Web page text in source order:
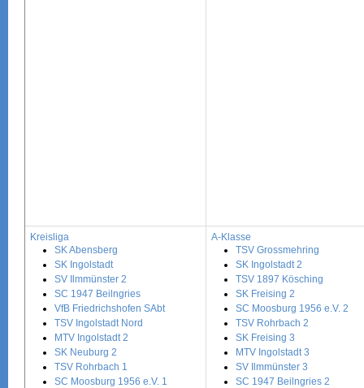
Kreisliga
SK Abensberg
SK Ingolstadt
SV Ilmmünster 2
SC 1947 Beilngries
VfB Friedrichshofen SAbt
TSV Ingolstadt Nord
MTV Ingolstadt 2
SK Neuburg 2
TSV Rohrbach 1
SC Moosburg 1956 e.V. 1
A-Klasse
TSV Grossmehring
SK Ingolstadt 2
TSV 1897 Kösching
SK Freising 2
SC Moosburg 1956 e.V. 2
TSV Rohrbach 2
SK Freising 3
MTV Ingolstadt 3
SV Ilmmünster 3
SC 1947 Beilngries 2